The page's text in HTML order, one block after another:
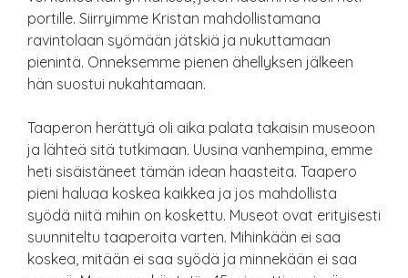
portille. Siirryimme Kristan mahdollistamana
ravintolaan syömään jätskiä ja nukuttamaan
pienintä. Onneksemme pienen ähellyksen jälkeen
hän suostui nukahtamaan.
Taaperon herättyä oli aika palata takaisin museoon
ja lähteä sitä tutkimaan. Uusina vanhempina, emme
heti sisäistäneet tämän idean haasteita. Taapero
pieni haluaa koskea kaikkea ja jos mahdollista
syödä niitä mihin on koskettu. Museot ovat erityisesti
suunniteltu taaperoita varten. Mihinkään ei saa
koskea, mitään ei saa syödä ja minnekään ei saa